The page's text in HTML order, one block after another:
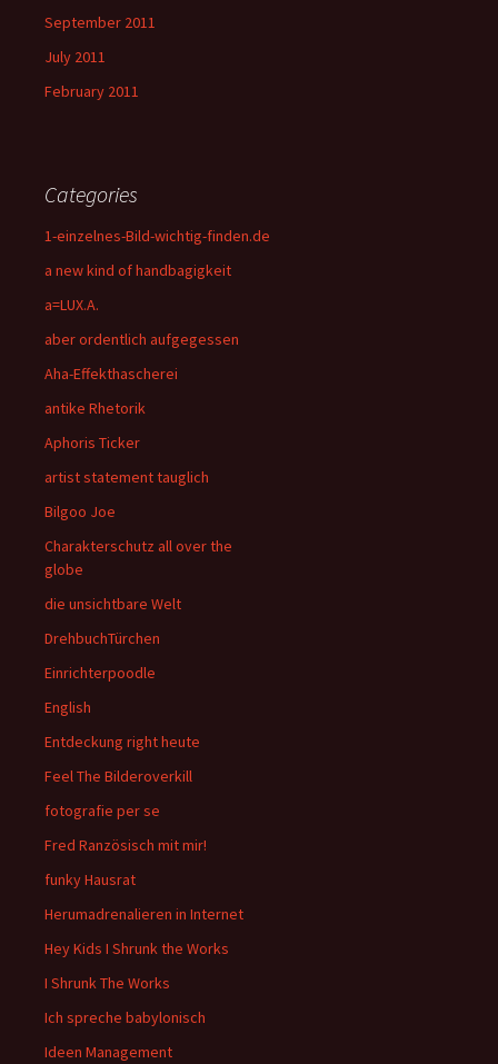
September 2011
July 2011
February 2011
Categories
1-einzelnes-Bild-wichtig-finden.de
a new kind of handbagigkeit
a=LUX.A.
aber ordentlich aufgegessen
Aha-Effekthascherei
antike Rhetorik
Aphoris Ticker
artist statement tauglich
Bilgoo Joe
Charakterschutz all over the
globe
die unsichtbare Welt
DrehbuchTürchen
Einrichterpoodle
English
Entdeckung right heute
Feel The Bilderoverkill
fotografie per se
Fred Ranzösisch mit mir!
funky Hausrat
Herumadrenalieren in Internet
Hey Kids I Shrunk the Works
I Shrunk The Works
Ich spreche babylonisch
Ideen Management